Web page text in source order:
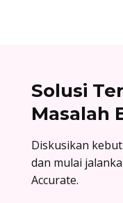
Solusi
Masalah
Diskusikan
dan mulai
Accurate.